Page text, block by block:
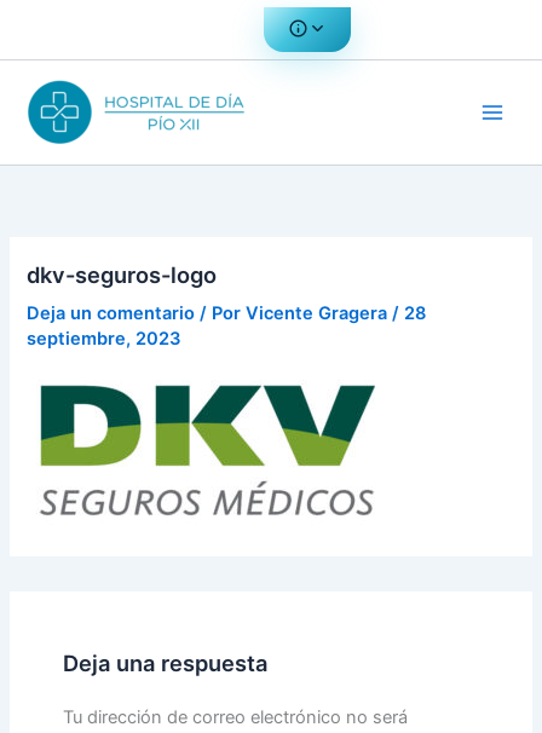
dkv-seguros-logo
Deja un comentario / PorVicente Gragera/ 28
septiembre, 2023
Deja una respuesta
Tu dirección de correo electrónico no será